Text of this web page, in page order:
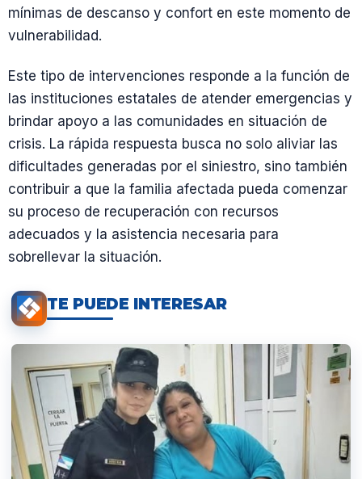
mínimas de descanso y confort en este momento de
vulnerabilidad.
Este tipo de intervenciones responde a la función de
las instituciones estatales de atender emergencias y
brindar apoyo a las comunidades en situación de
crisis. La rápida respuesta busca no solo aliviar las
dificultades generadas por el siniestro, sino también
contribuir a que la familia afectada pueda comenzar
su proceso de recuperación con recursos
adecuados y la asistencia necesaria para
sobrellevar la situación.
TE PUEDE INTERESAR